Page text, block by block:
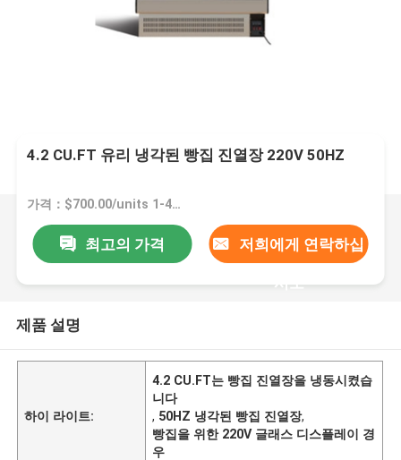
4.2 CU.FT 유리 냉각된 빵집 진열장 220V 50HZ
가격：$700.00/units 1-4 units
최고의 가격 저희에게 연락하십
시오
제품 설명
하이 라이트:
4.2 CU.FT는 빵집 진열장을 냉동시켰습
니다
, 50HZ 냉각된 빵집 진열장,
빵집을 위한 220V 글래스 디스플레이 경
우